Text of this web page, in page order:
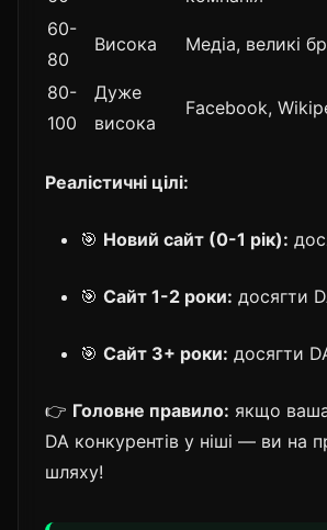
60-
80
Висока Медіа, великі
80-
100
Дуже
висока
Facebook,
Реалістичні цілі:
🎯 Новий сайт (0-1 рік):
🎯 Сайт 1-2 роки: досягти
🎯 Сайт 3+ роки: досягти
👉 Головне правило: якщо
DA конкурентів у ніші — ви на
шляху!